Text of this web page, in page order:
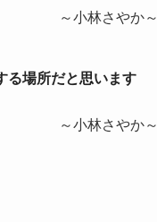
～小林さやか～
る場所だと思います
～小林さやか～